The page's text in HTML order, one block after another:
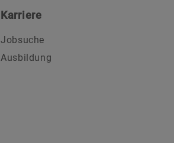
Karriere
Jobsuche
Ausbildung